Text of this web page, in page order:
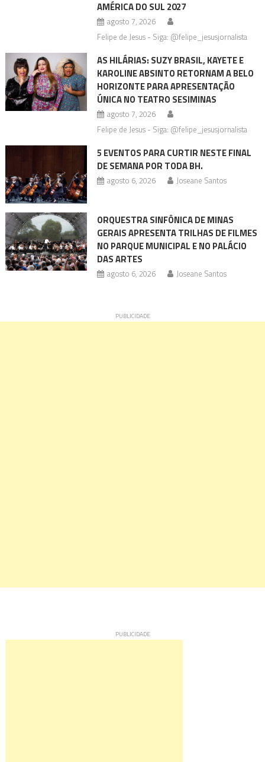
AMÉRICA DO SUL 2027
agosto 7, 2026
Felipe de Jesus - Siga: @felipe_jesusjornalista
AS HILÁRIAS: SUZY BRASIL, KAYETE E
KAROLINE ABSINTO RETORNAM A BELO
HORIZONTE PARA APRESENTAÇÃO
ÚNICA NO TEATRO SESIMINAS
agosto 7, 2026
Felipe de Jesus - Siga: @felipe_jesusjornalista
5 EVENTOS PARA CURTIR NESTE FINAL
DE SEMANA POR TODA BH.
agosto 6, 2026 Joseane Santos
ORQUESTRA SINFÔNICA DE MINAS
GERAIS APRESENTA TRILHAS DE FILMES
NO PARQUE MUNICIPAL E NO PALÁCIO
DAS ARTES
agosto 6, 2026 Joseane Santos